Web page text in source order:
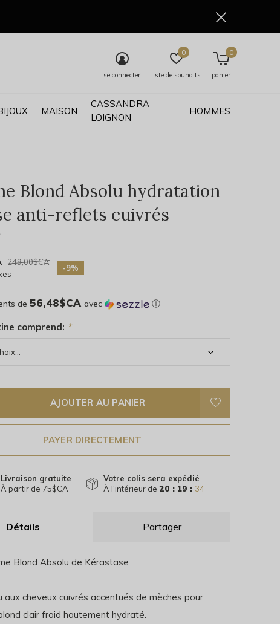
MAISON
CASSANDRA
LOIGNON
HOMMES
se connecter liste de souhaits
0
panier
0
Blond Absolu hydratation
anti-reflets cuivrés
249,00$CA
-9%
de 56,48$CA avec ⓘ
comprend: *
AJOUTER AU PANIER
PAYER DIRECTEMENT
Livraison gratuite
À partir de 75$CA
Votre colis sera expédié
À l'intérieur de 20 : 19 : 33
Détails Partager
Blond Absolu de Kérastase
aux cheveux cuivrés accentués de mèches pour
clair froid hautement hydraté.